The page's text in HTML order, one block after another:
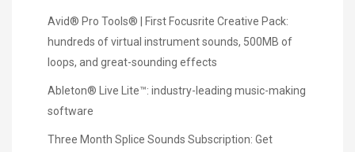
Avid® Pro Tools® | First Focusrite Creative Pack:
hundreds of virtual instrument sounds, 500MB of
loops, and great-sounding effects
Ableton® Live Lite™: industry-leading music-making
software
Three Month Splice Sounds Subscription: Get